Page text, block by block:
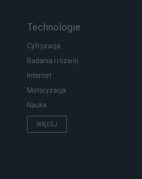
Technologie
Cyfryzacja
Badania i rozwój
Internet
Motoryzacja
Nauka
WIĘCEJ